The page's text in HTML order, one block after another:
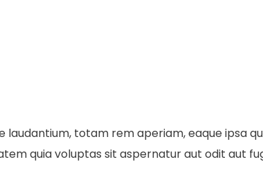
totam rem aperiam, eaque ipsa
quia voluptas sit aspernatur aut odit aut